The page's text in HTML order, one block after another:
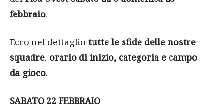
febbraio.
Ecco nel dettaglio tutte le sfide delle nostre
squadre, orario di inizio, categoria e campo
da gioco.
SABATO 22 FEBBRAIO